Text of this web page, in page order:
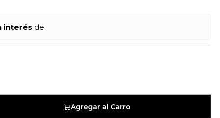
interés de
Agregar al Carro